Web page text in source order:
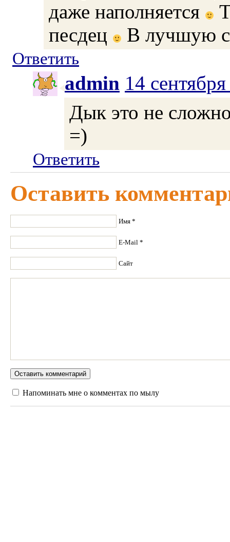
даже наполняется
песдец
В лучшую
Ответить
admin 14
Дык это не
=)
Ответить
Оставить
Имя *
E-Mail *
Сайт
Напоминать мне о комментах по мылу